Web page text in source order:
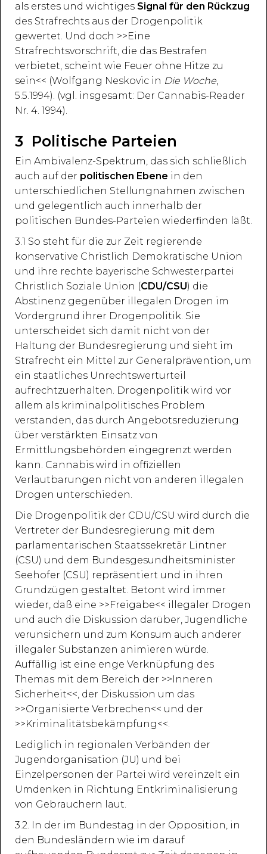
als erstes und wichtiges Signal für den Rückzug
des Strafrechts aus der Drogenpolitik
gewertet. Und doch >>Eine
Strafrechtsvorschrift, die das Bestrafen
verbietet, scheint wie Feuer ohne Hitze zu
sein<< (Wolfgang Neskovic in Die Woche,
5.5.1994). (vgl. insgesamt: Der Cannabis-Reader
Nr. 4. 1994).
3 Politische Parteien
Ein Ambivalenz-Spektrum, das sich schließlich
auch auf der politischen Ebene in den
unterschiedlichen Stellungnahmen zwischen
und gelegentlich auch innerhalb der
politischen Bundes-Parteien wiederfinden läßt.
3.1 So steht für die zur Zeit regierende
konservative Christlich Demokratische Union
und ihre rechte bayerische Schwesterpartei
Christlich Soziale Union (CDU/CSU) die
Abstinenz gegenüber illegalen Drogen im
Vordergrund ihrer Drogenpolitik. Sie
unterscheidet sich damit nicht von der
Haltung der Bundesregierung und sieht im
Strafrecht ein Mittel zur Generalprävention, um
ein staatliches Unrechtswerturteil
aufrechtzuerhalten. Drogenpolitik wird vor
allem als kriminalpolitisches Problem
verstanden, das durch Angebotsreduzierung
über verstärkten Einsatz von
Ermittlungsbehörden eingegrenzt werden
kann. Cannabis wird in offiziellen
Verlautbarungen nicht von anderen illegalen
Drogen unterschieden.
Die Drogenpolitik der CDU/CSU wird durch die
Vertreter der Bundesregierung mit dem
parlamentarischen Staatssekretär Lintner
(CSU) und dem Bundesgesundheitsminister
Seehofer (CSU) repräsentiert und in ihren
Grundzügen gestaltet. Betont wird immer
wieder, daß eine >>Freigabe<< illegaler Drogen
und auch die Diskussion darüber, Jugendliche
verunsichern und zum Konsum auch anderer
illegaler Substanzen animieren würde.
Auffällig ist eine enge Verknüpfung des
Themas mit dem Bereich der >>Inneren
Sicherheit<<, der Diskussion um das
>>Organisierte Verbrechen<< und der
>>Kriminalitätsbekämpfung<<.
Lediglich in regionalen Verbänden der
Jugendorganisation (JU) und bei
Einzelpersonen der Partei wird vereinzelt ein
Umdenken in Richtung Entkriminalisierung
von Gebrauchern laut.
3.2. In der im Bundestag in der Opposition, in
den Bundesländern wie im darauf